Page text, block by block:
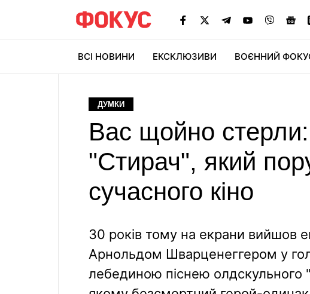
ВСІ НОВИНИ ЕКСКЛЮЗИВИ ВОЄННИЙ
ДУМКИ
Вас щойно
"Стирач", який
сучасного кіно
30 років тому на екрани вийшов
Арнольдом Шварценеггером у
лебединою піснею олдскульного